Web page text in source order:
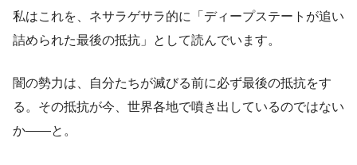
私はこれを、ネサラゲサラ的に「ディープステートが追い
詰められた最後の抵抗」として読んでいます。
闇の勢力は、自分たちが滅びる前に必ず最後の抵抗をす
る。その抵抗が今、世界各地で噴き出しているのではない
か——と。